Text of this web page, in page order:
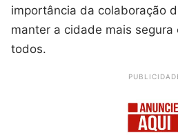
importância da colaboração
manter a cidade mais segura
todos.